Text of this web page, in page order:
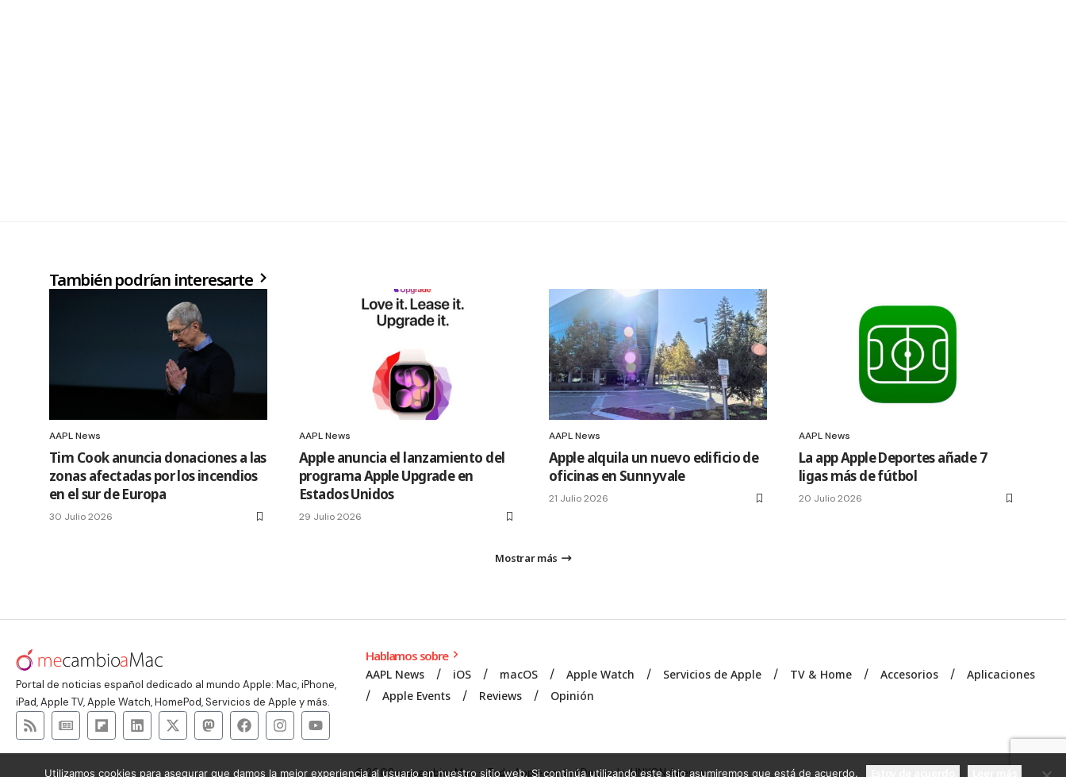
También podrían interesarte
AAPL News
Tim Cook anuncia donaciones a las
zonas afectadas por los incendios
en el sur de Europa
30 Julio 2026
AAPL News
Apple anuncia el lanzamiento del
programa Apple Upgrade en
Estados Unidos
29 Julio 2026
AAPL News
Apple alquila un nuevo edificio de
oficinas en Sunnyvale
21 Julio 2026
AAPL News
La app Apple Deportes añade 7
ligas más de fútbol
20 Julio 2026
Mostrar más
Portal de noticias español dedicado al mundo Apple: Mac, iPhone,
iPad, Apple TV, Apple Watch, HomePod, Servicios de Apple y más.
Hablamos sobre
AAPL News iOS macOS Apple Watch Servicios de Apple TV & Home Accesorios
Aplicaciones
Apple Events
Reviews Opinión
© 2008 mecambioaMac – Todo Apple y más | Design byUNXON Agency.
Utilizamos cookies para asegurar que damos la mejor experiencia al usuario en nuestro sitio web. Si continúa utilizando este sitio asumiremos que está de acuerdo.